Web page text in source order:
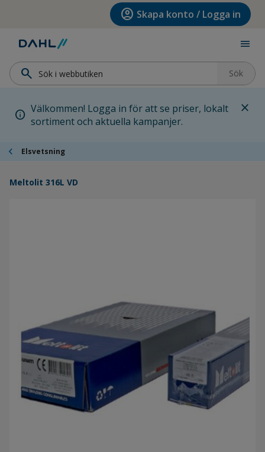
Hoppa till huvudinnehållet account_circle Skapa konto / Logga in
menu
search Sök
info Välkommen! Logga in för att se priser, lokalt
sortiment och aktuella kampanjer.
close
chevron_left Elsvetsning
Meltolit 316L VD